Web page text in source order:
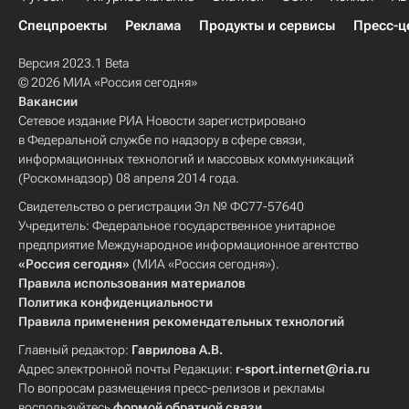
Спецпроекты
Реклама Продукты и сервисы Пресс-
Версия 2023.1 Beta
© 2026 МИА «Россия сегодня»
Вакансии
Сетевое издание РИА Новости зарегистрировано
в Федеральной службе по надзору в сфере связи,
информационных технологий и массовых коммуникаций
(Роскомнадзор) 08 апреля 2014 года.
Свидетельство о регистрации Эл № ФС77-57640
Учредитель: Федеральное государственное унитарное
предприятие Международное информационное агентство
«Россия сегодня» (МИА «Россия сегодня»).
Правила использования материалов
Политика конфиденциальности
Правила применения рекомендательных технологий
Главный редактор: Гаврилова А.В.
Адрес электронной почты Редакции: r-sport.internet@ria.ru
По вопросам размещения пресс-релизов и рекламы